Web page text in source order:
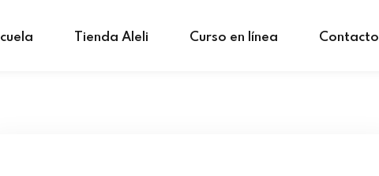
Tienda Aleli Curso en línea Contacto